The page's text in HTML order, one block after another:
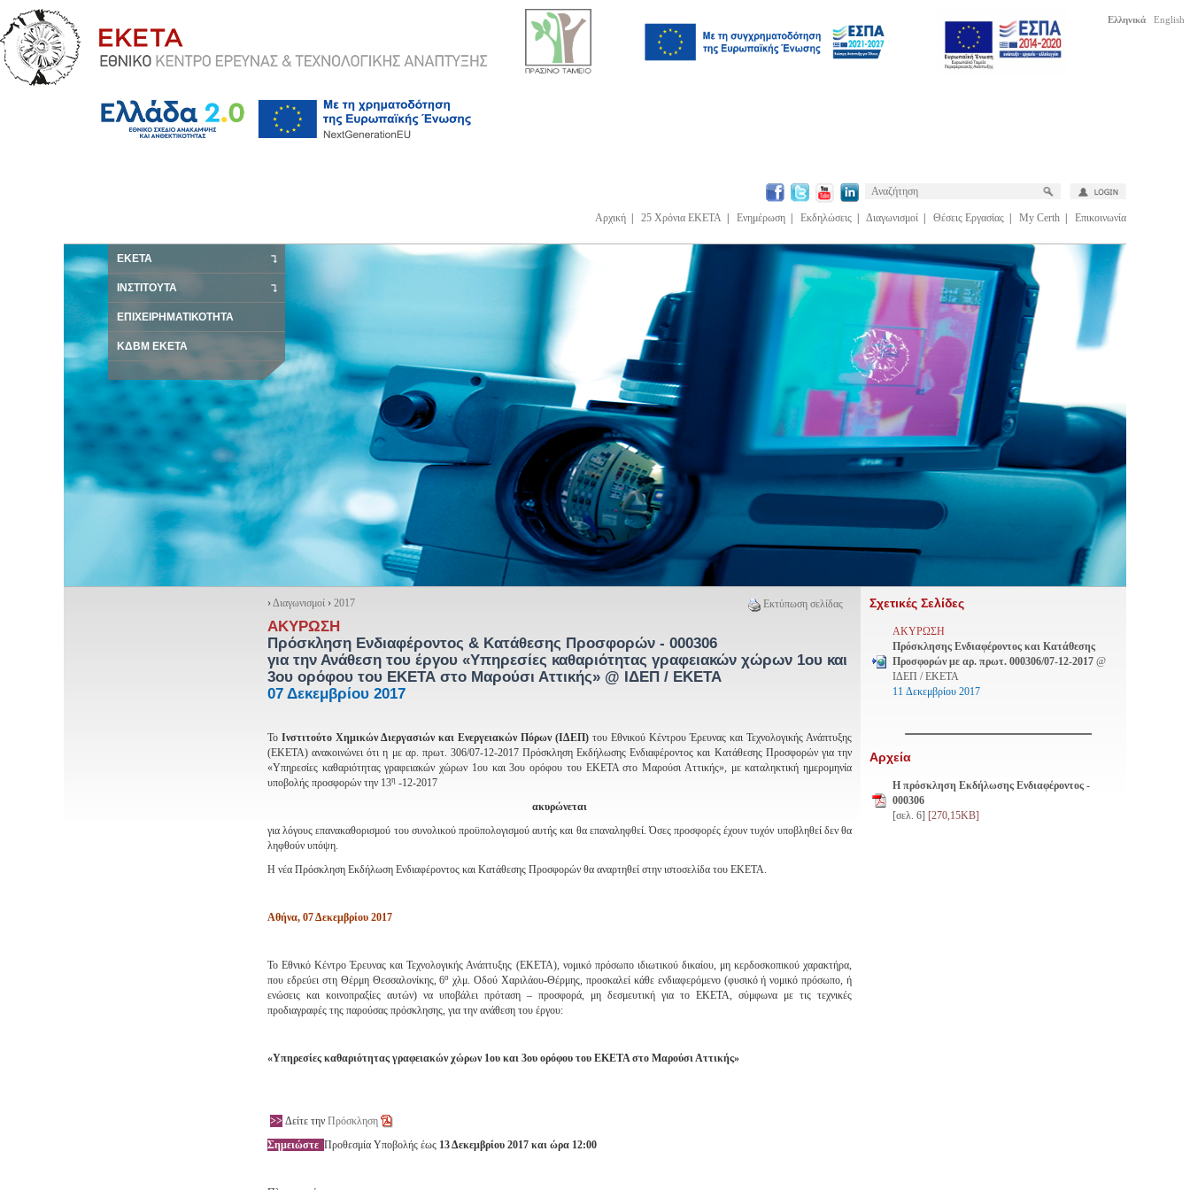
Ελληνικά English
Αρχική 25 Χρόνια ΕΚΕΤΑ Ενημέρωση Εκδηλώσεις Διαγωνισμοί Θέσεις Εργασίας My Certh Επικοινωνία
ΕΚΕΤΑ
ΙΝΣΤΙΤΟΥΤΑ
ΕΠΙΧΕΙΡΗΜΑΤΙΚΟΤΗΤΑ
ΚΔΒΜ ΕΚΕΤΑ
Εκτύπωση σελίδας
›Διαγωνισμοί › 2017
ΑΚΥΡΩΣΗ
Πρόσκληση Ενδιαφέροντος & Κατάθεσης Προσφορών - 000306
για την Ανάθεση του έργου «Υπηρεσίες καθαριότητας γραφειακών χώρων 1ου και
3ου ορόφου του ΕΚΕΤΑ στο Μαρούσι Αττικής» @ ΙΔΕΠ / ΕΚΕΤΑ
07 Δεκεμβρίου 2017
Το Ινστιτούτο Χημικών Διεργασιών και Ενεργειακών Πόρων (ΙΔΕΠ) του Εθνικού Κέντρου Έρευνας και Τεχνολογικής Ανάπτυξης
(ΕΚΕΤΑ) ανακοινώνει ότι η με αρ. πρωτ. 306/07-12-2017 Πρόσκληση Εκδήλωσης Ενδιαφέροντος και Κατάθεσης Προσφορών για την
«Υπηρεσίες καθαριότητας γραφειακών χώρων 1ου και 3ου ορόφου του ΕΚΕΤΑ στο Μαρούσι Αττικής», με καταληκτική ημερομηνία
υποβολής προσφορών την 13η -12-2017
ακυρώνεται
για λόγους επανακαθορισμού του συνολικού προϋπολογισμού αυτής και θα επαναληφθεί. Όσες προσφορές έχουν τυχόν υποβληθεί δεν θα
ληφθούν υπόψη.
Η νέα Πρόσκληση Εκδήλωση Ενδιαφέροντος και Κατάθεσης Προσφορών θα αναρτηθεί στην ιστοσελίδα του ΕΚΕΤΑ.
Αθήνα, 07 Δεκεμβρίου 2017
Το Εθνικό Κέντρο Έρευνας και Τεχνολογικής Ανάπτυξης (ΕΚΕΤΑ), νομικό πρόσωπο ιδιωτικού δικαίου, μη κερδοσκοπικού χαρακτήρα,
που εδρεύει στη Θέρμη Θεσσαλονίκης, 6ο χλμ. Οδού Χαριλάου-Θέρμης, προσκαλεί κάθε ενδιαφερόμενο (φυσικό ή νομικό πρόσωπο, ή
ενώσεις και κοινοπραξίες αυτών) να υποβάλει πρόταση – προσφορά, μη δεσμευτική για το ΕΚΕΤΑ, σύμφωνα με τις τεχνικές
προδιαγραφές της παρούσας πρόσκλησης, για την ανάθεση του έργου:
«Υπηρεσίες καθαριότητας γραφειακών χώρων 1ου και 3ου ορόφου του ΕΚΕΤΑ στο Μαρούσι Αττικής»
>> Δείτε την Πρόσκληση
Σημειώστε Προθεσμία Υποβολής έως 13 Δεκεμβρίου 2017 και ώρα 12:00
Σχετικές Σελίδες
ΑΚΥΡΩΣΗ
Πρόσκλησης Ενδιαφέροντος και Κατάθεσης
Προσφορών με αρ. πρωτ. 000306/07-12-2017 @
ΙΔΕΠ / EKETA
11 Δεκεμβρίου 2017
Αρχεία
Η πρόσκληση Εκδήλωσης Ενδιαφέροντος -
000306
[σελ. 6] [270,15KB]